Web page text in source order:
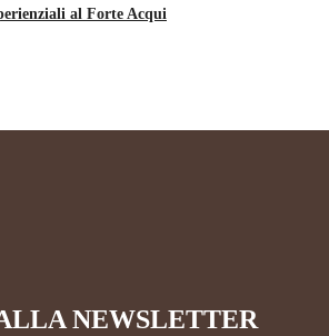
al Forte Acqui
NEWSLETTER